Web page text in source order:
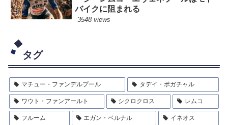
バイクに阻まれる
3548 views
タグ
マチュー・ファンデルプール タデイ・ポガチャル
ワウト・ファンアールト シクロクロス レムコ
フルーム エガン・ベルナル イネオス